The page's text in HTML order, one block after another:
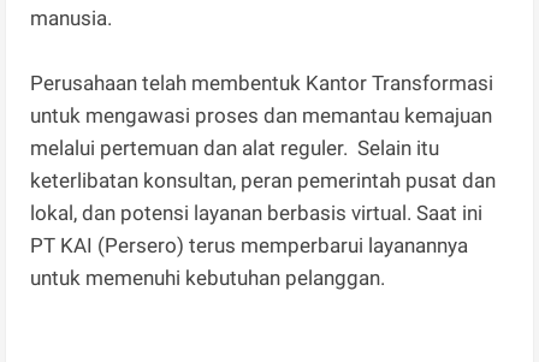
manusia.
Perusahaan telah membentuk Kantor Transformasi
untuk mengawasi proses dan memantau kemajuan
melalui pertemuan dan alat reguler. Selain itu
keterlibatan konsultan, peran pemerintah pusat dan
lokal, dan potensi layanan berbasis virtual. Saat ini
PT KAI (Persero) terus memperbarui layanannya
untuk memenuhi kebutuhan pelanggan.